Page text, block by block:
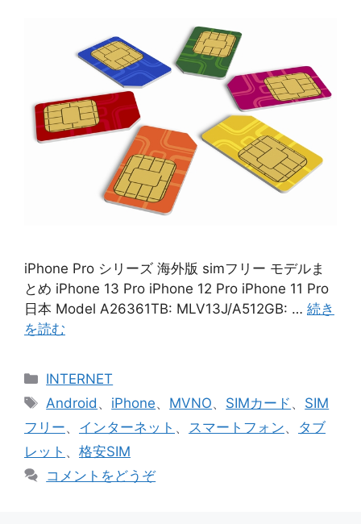
iPhone Pro シリーズ 海外版 simフリー モデルま
とめ iPhone 13 Pro iPhone 12 Pro iPhone 11 Pro
日本 Model A26361TB: MLV13J/A512GB: … 続き
を読む
カ
テ
リ
ー
INTERNET
タ
グ
Android 、 iPhone、 MVNO、 SIMカード 、 SIM
フリー、 インターネット 、 スマートフォン、 タブ
レット 、 格安SIM
コメントをどうぞ